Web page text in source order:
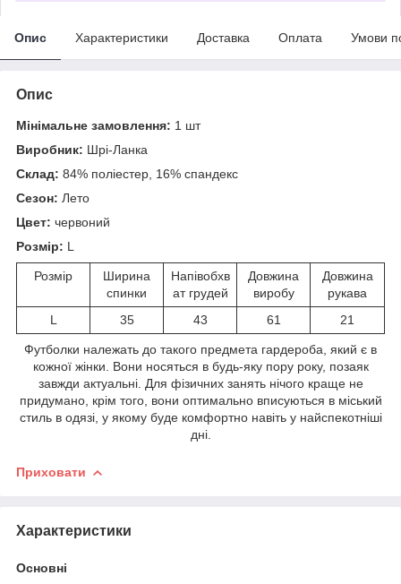
Опис Характеристики Доставка Оплата Умови
Опис
Мінімальне замовлення: 1 шт
Виробник: Шрі-Ланка
Склад: 84% поліестер, 16% спандекс
Сезон: Лето
Цвет: червоний
Розмір: L
Розмір
Ширина
спинки
Напівобхв
ат грудей
Довжина
виробу
Довжина
рукава
L
35 43 61 21
Футболки належать до такого предмета гардероба, який є в
кожної жінки. Вони носяться в будь-яку пору року, позаяк
завжди актуальні. Для фізичних занять нічого краще не
придумано, крім того, вони оптимально вписуються в міський
стиль в одязі, у якому буде комфортно навіть у найспекотніші
дні.
Приховати
Характеристики
Основні